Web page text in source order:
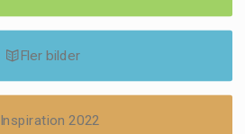
Fler bilder
Inspiration 2022